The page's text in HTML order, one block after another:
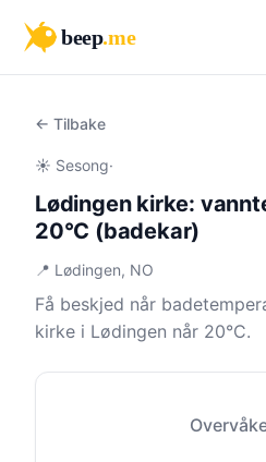
beep.me
← Tilbake
☀️ Sesong·
Lødingen kirke:
20°C (badekar)
📍 Lødingen, NO
Få beskjed når
kirke i Lødingen når 20°C.